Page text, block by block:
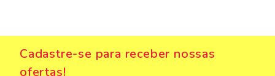
Cadastre-se para receber nossas
ofertas!